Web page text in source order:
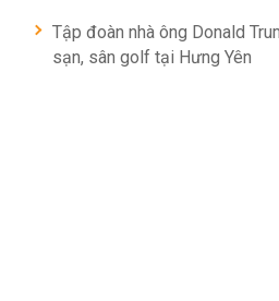
Tập đoàn nhà ông Donald
sạn, sân golf tại Hưng Yên